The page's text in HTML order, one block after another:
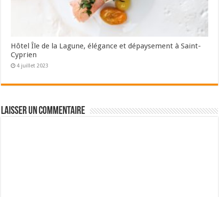
Hôtel Île de la Lagune, élégance et dépaysement à Saint-
Cyprien
4 juillet 2023
Laisser un commentaire